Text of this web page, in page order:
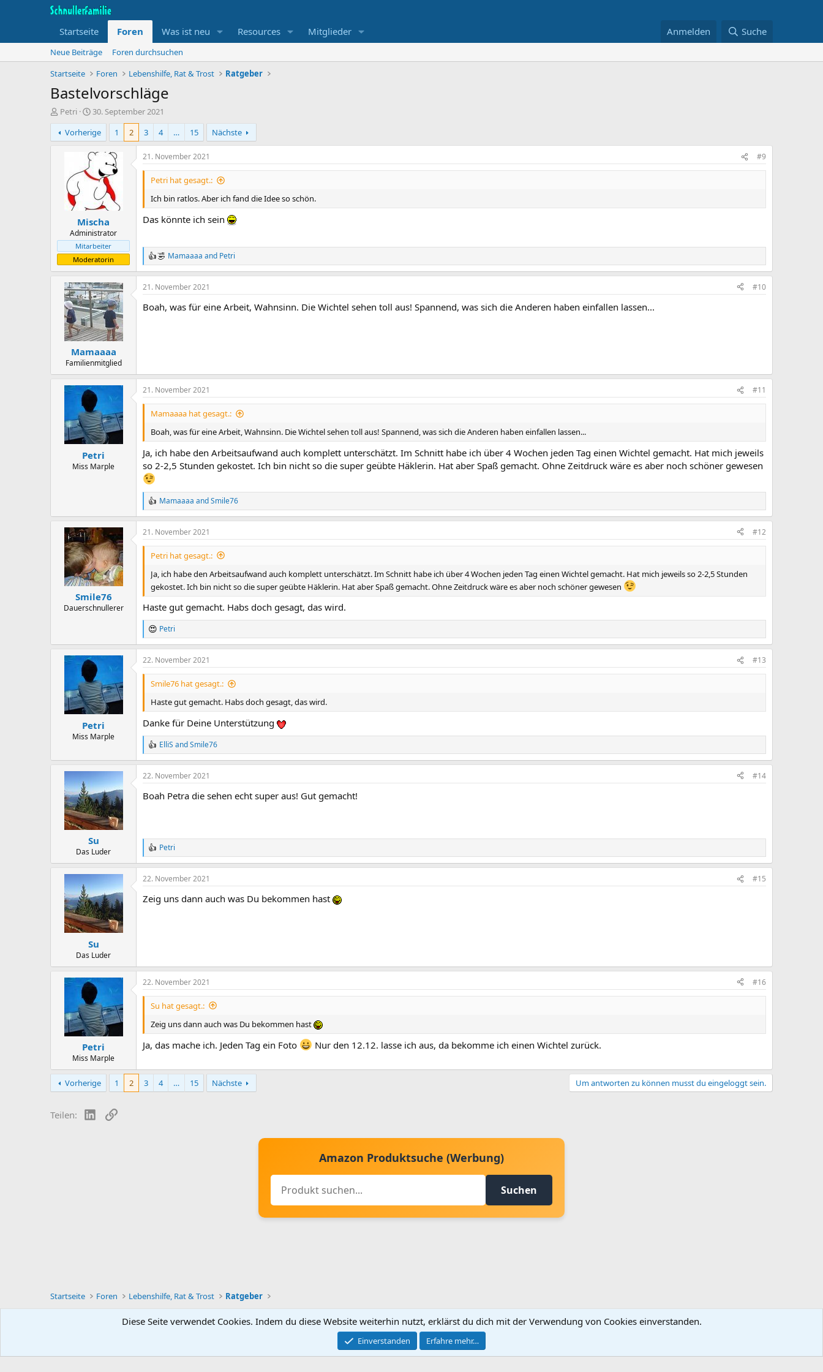
Startseite Foren Was ist neu Resources Mitglieder Anmelden Suche
Neue Beiträge
Foren durchsuchen
Startseite
Foren Lebenshilfe, Rat & Trost Ratgeber
Bastelvorschläge
T
h
e
m
r
Petri
B
e
g
i
n
d
a
t
u
m
30. September 2021
Vorherige
1 2 3 4 … 15 Nächste
Mischa
Administrator
Mitarbeiter
Moderatorin
21. November 2021 #9
Petri hat gesagt.:
Ich bin ratlos. Aber ich fand die Idee so schön.
Das könnte ich sein
R
e
a
c
i
Mamaaaa and Petri
Mamaaaa
Familienmitglied
21. November 2021 #10
Boah, was für eine Arbeit, Wahnsinn. Die Wichtel sehen toll aus! Spannend, was sich die Anderen haben einfallen lassen...
Petri
Miss Marple
21. November 2021 #11
Mamaaaa hat gesagt.:
Boah, was für eine Arbeit, Wahnsinn. Die Wichtel sehen toll aus! Spannend, was sich die Anderen haben einfallen lassen...
Ja, ich habe den Arbeitsaufwand auch komplett unterschätzt. Im Schnitt habe ich über 4 Wochen jeden Tag einen Wichtel gemacht. Hat mich jeweils
so 2-2,5 Stunden gekostet. Ich bin nicht so die super geübte Häklerin. Hat aber Spaß gemacht. Ohne Zeitdruck wäre es aber noch schöner gewesen
R
e
a
c
t
Mamaaaa andSmile76
Smile76
Dauerschnullerer
21. November 2021 #12
Petri hat gesagt.:
Ja, ich habe den Arbeitsaufwand auch komplett unterschätzt. Im Schnitt habe ich über 4 Wochen jeden Tag einen Wichtel gemacht. Hat mich jeweils so 2-2,5 Stunden
gekostet. Ich bin nicht so die super geübte Häklerin. Hat aber Spaß gemacht. Ohne Zeitdruck wäre es aber noch schöner gewesen
Haste gut gemacht. Habs doch gesagt, das wird.
R
e
a
c
t
s
:
Petri
Petri
Miss Marple
22. November 2021 #13
Smile76 hat gesagt.:
Haste gut gemacht. Habs doch gesagt, das wird.
Danke für Deine Unterstützung
R
e
a
c
i
:
ElliS andSmile76
Su
Das Luder
22. November 2021 #14
Boah Petra die sehen echt super aus! Gut gemacht!
R
e
a
c
i
Petri
Su
Das Luder
22. November 2021 #15
Zeig uns dann auch was Du bekommen hast
Petri
Miss Marple
22. November 2021 #16
Su hat gesagt.:
Zeig uns dann auch was Du bekommen hast
Ja, das mache ich. Jeden Tag ein Foto Nur den 12.12. lasse ich aus, da bekomme ich einen Wichtel zurück.
Vorherige 1 2 3 4 … 15 Nächste Um antworten zu können musst du eingeloggt sein.
Teilen: LinkedIn
Link
Amazon Produktsuche (Werbung)
Suchen
Startseite Foren Lebenshilfe, Rat & Trost Ratgeber
Deutsch [Du] Kontakt aufnehmen Bedingungen und Regeln Datenschutz Hilfe
Community platform by XenForo © 2010-2024 XenForo Ltd.
Diese Seite verwendet Cookies. Indem du diese Website weiterhin nutzt, erklärst du dich mit der Verwendung von Cookies einverstanden.
Einverstanden Erfahre mehr…